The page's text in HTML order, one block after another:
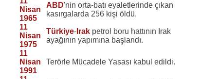
Nisan
1965
ABD'nin orta-batı eyaletlerinde çıkan
kasırgalarda 256 kişi öldü.
11
Nisan
1975
Türkiye- Irak petrol boru hattının Irak
ayağının yapımına başlandı.
11
Nisan
1991
Terörle Mücadele Yasası kabul edildi.